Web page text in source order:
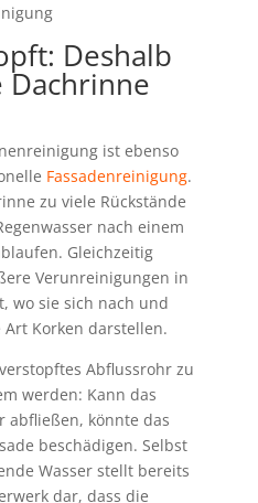
Deshalb
Dachrinne
ist ebenso
Fassadenreinigung.
zu viele Rückstände
nach einem
Gleichzeitig
Verunreinigungen in
wo sie sich nach und
Korken darstellen.
Abflussrohr zu
werden: Kann das
abfließen, könnte das
beschädigen. Selbst
Wasser stellt bereits
dar, dass die